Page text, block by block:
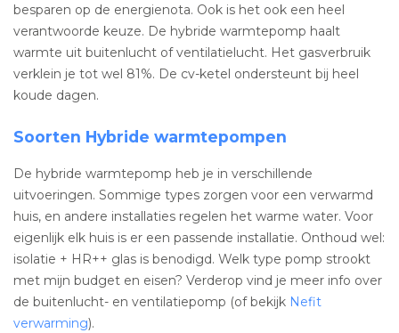
besparen op de energienota. Ook is het ook een heel
verantwoorde keuze. De hybride warmtepomp haalt
warmte uit buitenlucht of ventilatielucht. Het gasverbruik
verklein je tot wel 81%. De cv-ketel ondersteunt bij heel
koude dagen.
Soorten Hybride warmtepompen
De hybride warmtepomp heb je in verschillende
uitvoeringen. Sommige types zorgen voor een verwarmd
huis, en andere installaties regelen het warme water. Voor
eigenlijk elk huis is er een passende installatie. Onthoud wel:
isolatie + HR++ glas is benodigd. Welk type pomp strookt
met mijn budget en eisen? Verderop vind je meer info over
de buitenlucht- en ventilatiepomp (of bekijk Nefit
verwarming).